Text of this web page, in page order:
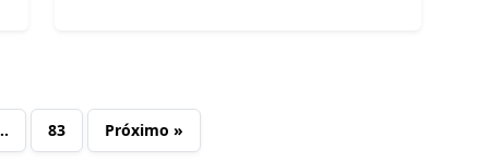
83 Próximo »